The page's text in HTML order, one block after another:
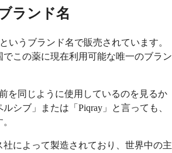
ランド名
いうブランド名で販売されています。
でこの薬に現在利用可能な唯一のブラン
を同じように使用しているのを見るか
シブ」または「Piqray」と言っても、
社によって製造されており、世界中の主